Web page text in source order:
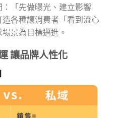
「先做曝光、建立影響
各種讓消費者「看到流心
景為目標邁進。
讓品牌人性化